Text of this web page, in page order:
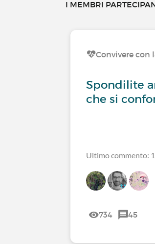
I MEMBRI
Convivere
Spondilite
che si
Ultimo commento:
734 45